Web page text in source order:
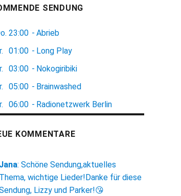
SENDUNG
23:00 - Abrieb
01:00 - Long Play
03:00 - Nokogiribiki
05:00 - Brainwashed
06:00 - Radionetzwerk Berlin
KOMMENTARE
Jana: Schöne Sendung,aktuelles
Thema, wichtige Lieder!Danke für diese
Lizzy und Parker!😘